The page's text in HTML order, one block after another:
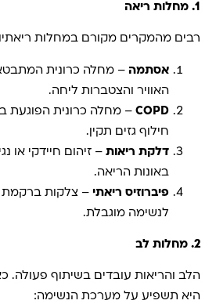
1. מחלות ריאה
רבים מהמקרים מקורם במחלות
אסתמה – מחלה כרונית
האוויר והצטברות ליחה.
COPD – מחלה כרונית הפוגעת
חילוף גזים תקין.
דלקת ריאות – זיהום חיידקי או
באונות הריאה.
פיברוזיס ריאתי – צלקות ברקמת
לנשימה מוגבלת.
2. מחלות לב
הלב והריאות עובדים בשיתוף
היא תשפיע על מערכת הנשימה: